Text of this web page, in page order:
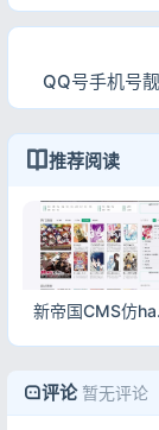
QQ号手机号
推荐阅读
新帝
评论 暂无评论